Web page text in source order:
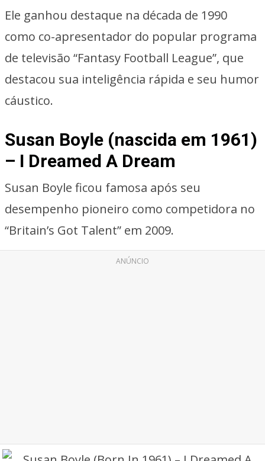
Ele ganhou destaque na década de 1990
como co-apresentador do popular programa
de televisão “Fantasy Football League”, que
destacou sua inteligência rápida e seu humor
cáustico.
Susan Boyle (nascida em 1961)
– I Dreamed A Dream
Susan Boyle ficou famosa após seu
desempenho pioneiro como competidora no
“Britain’s Got Talent” em 2009.
ANÚNCIO